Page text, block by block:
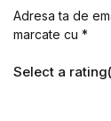
Adresa ta de
marcate cu *
Select a